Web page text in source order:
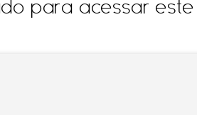
para acessar este